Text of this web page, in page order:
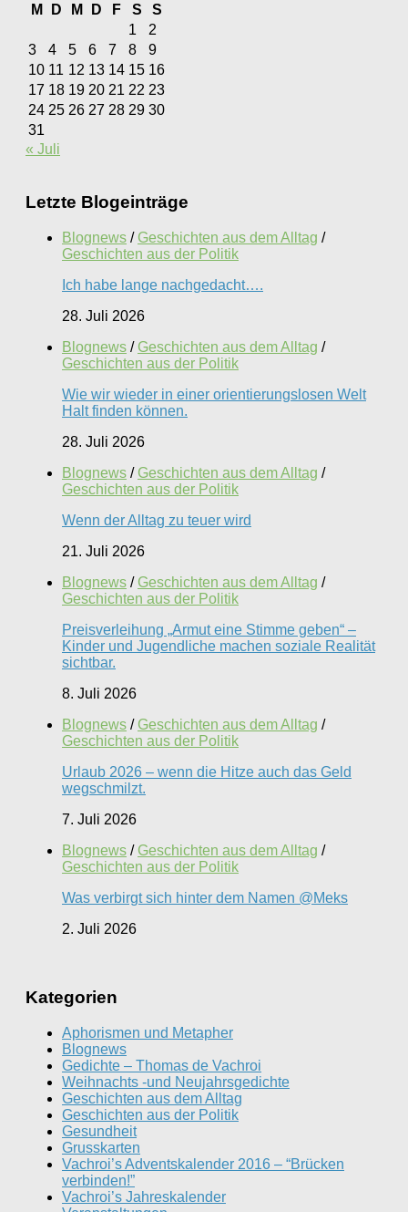
M
D M D F S
S
1
2
3
4 5 6 7 8
9
10 11 12 13 14 15 16
17 18 19 20 21 22 23
24 25 26 27 28 29 30
31
« Juli
Letzte Blogeinträge
Blognews / Geschichten aus dem Alltag /
Geschichten aus der Politik
Ich habe lange nachgedacht….
28. Juli 2026
Blognews / Geschichten aus dem Alltag /
Geschichten aus der Politik
Wie wir wieder in einer orientierungslosen Welt
Halt finden können.
28. Juli 2026
Blognews / Geschichten aus dem Alltag /
Geschichten aus der Politik
Wenn der Alltag zu teuer wird
21. Juli 2026
Blognews / Geschichten aus dem Alltag /
Geschichten aus der Politik
Preisverleihung „Armut eine Stimme geben“ –
Kinder und Jugendliche machen soziale Realität
sichtbar.
8. Juli 2026
Blognews / Geschichten aus dem Alltag /
Geschichten aus der Politik
Urlaub 2026 – wenn die Hitze auch das Geld
wegschmilzt.
7. Juli 2026
Blognews / Geschichten aus dem Alltag /
Geschichten aus der Politik
Was verbirgt sich hinter dem Namen @Meks
2. Juli 2026
Kategorien
Aphorismen und Metapher
Blognews
Gedichte – Thomas de Vachroi
Weihnachts -und Neujahrsgedichte
Geschichten aus dem Alltag
Geschichten aus der Politik
Gesundheit
Grusskarten
Vachroi’s Adventskalender 2016 – “Brücken
verbinden!”
Vachroi’s Jahreskalender